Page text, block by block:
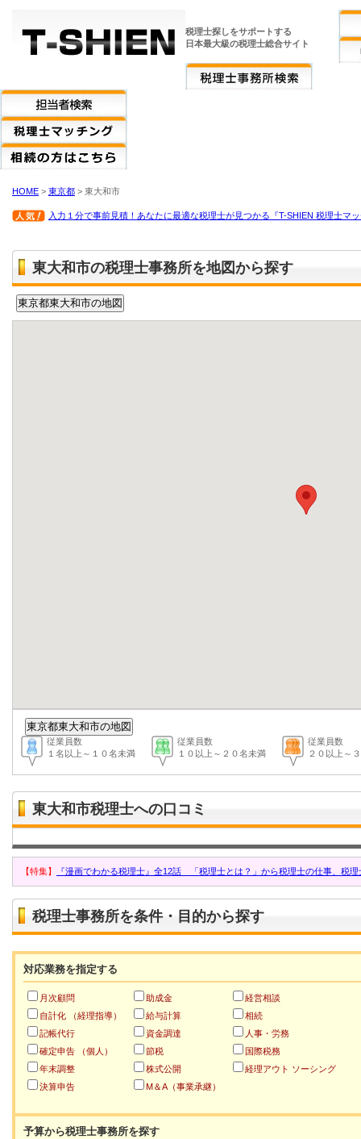
税理士探しをサポートする
日本最大級の税理士総合サイト
HOME > 東京都 > 東大和市
入力１分で事前見積！あなたに最適な税理士が見つかる『T-SHIEN 税理士マ
東大和市の税理士事務所を地図から探す
従業員数
１名以上～１０名未満
従業員数
１０以上～２０名未満
従業員数
２０以上～
東大和市税理士への口コミ
【特集】 『漫画でわかる税理士』全12話 「税理士とは？」から税理士の仕事、税
税理士事務所を条件・目的から探す
対応業務を指定する
月次顧問
自計化 （経理指導）
記帳代行
確定申告 （個人）
年末調整
決算申告
助成金
給与計算
資金調達
節税
株式公開
M＆A（事業承継）
経営相談
相続
人事・労務
国際税務
経理アウト ソーシング
予算から税理士事務所を探す